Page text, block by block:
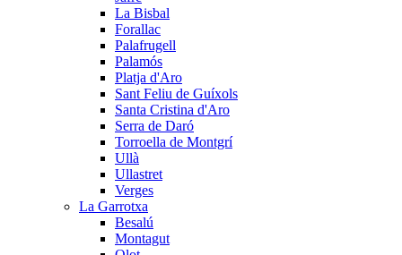
La Bisbal
Forallac
Palafrugell
Palamós
Platja d'Aro
Sant Feliu de Guíxols
Santa Cristina d'Aro
Serra de Daró
Torroella de Montgrí
Ullà
Ullastret
Verges
La Garrotxa
Besalú
Montagut